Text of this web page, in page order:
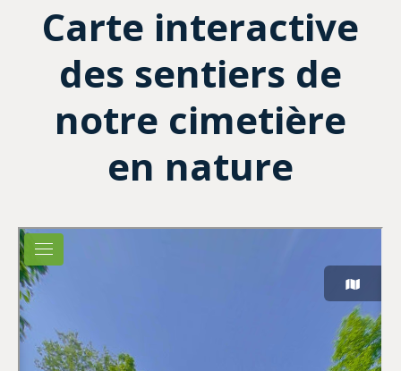
Carte interactive
des sentiers de
notre cimetière
en nature